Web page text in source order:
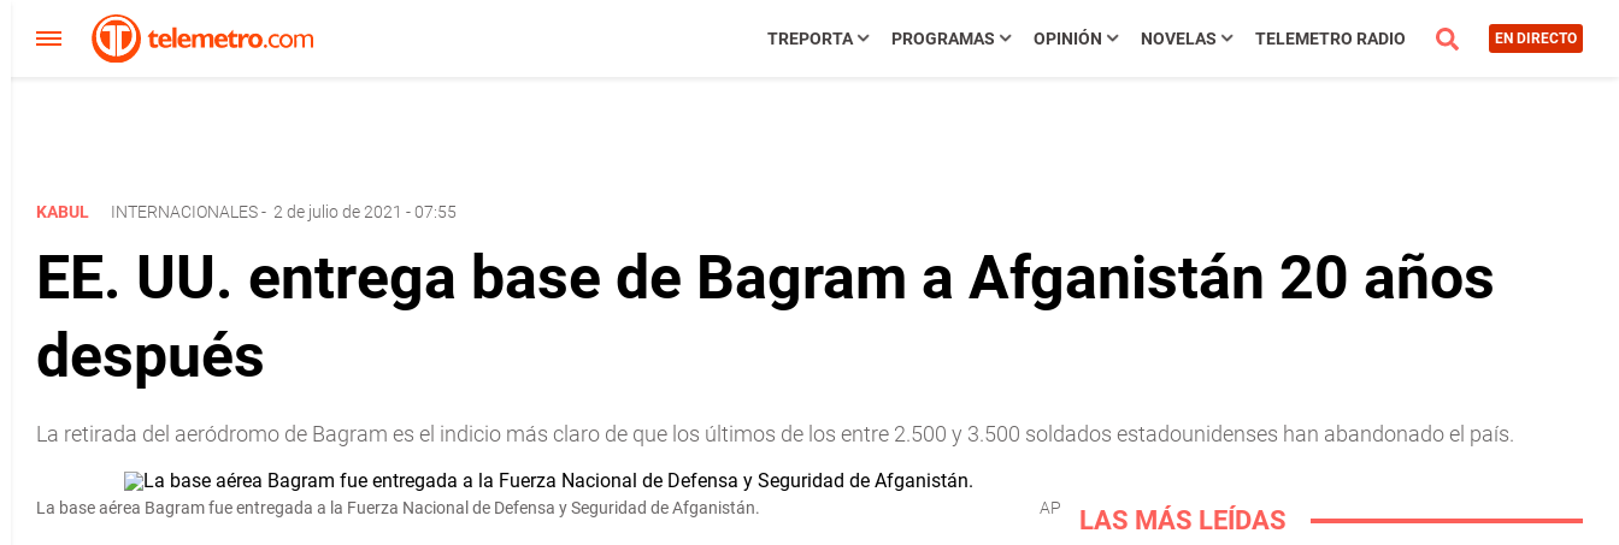
TREPORTA PROGRAMAS OPINIÓN NOVELAS TELEMETRO RADIO EN DIRECTO
KABUL INTERNACIONALES- 2 de julio de 2021 - 07:55
EE. UU. entrega base de Bagram a Afganistán 20 años
después
La retirada del aeródromo de Bagram es el indicio más claro de que los últimos de los entre 2.500 y 3.500 soldados estadounidenses han abandonado el país.
La base aérea Bagram fue entregada a la Fuerza Nacional de Defensa y Seguridad de Afganistán. AP LAS MÁS LEÍDAS